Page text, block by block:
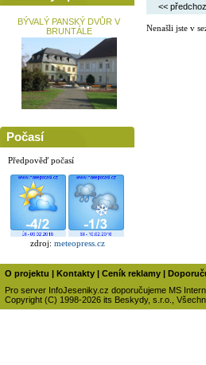
BÝVALÝ PANSKÝ DVŮR V
BRUNTÁLE
Počasí
Předpověď počasí
zdroj: meteopress.cz
<<
Nenašli jste v
O projektu Kontakty Ceník reklamy
Pro server InfoJeseniky.cz doporučujeme MS
Copyright (C) 1998-2026 its Beskydy, s.r.o.,